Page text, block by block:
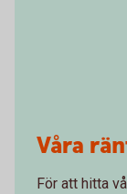
Våra
För att hitta